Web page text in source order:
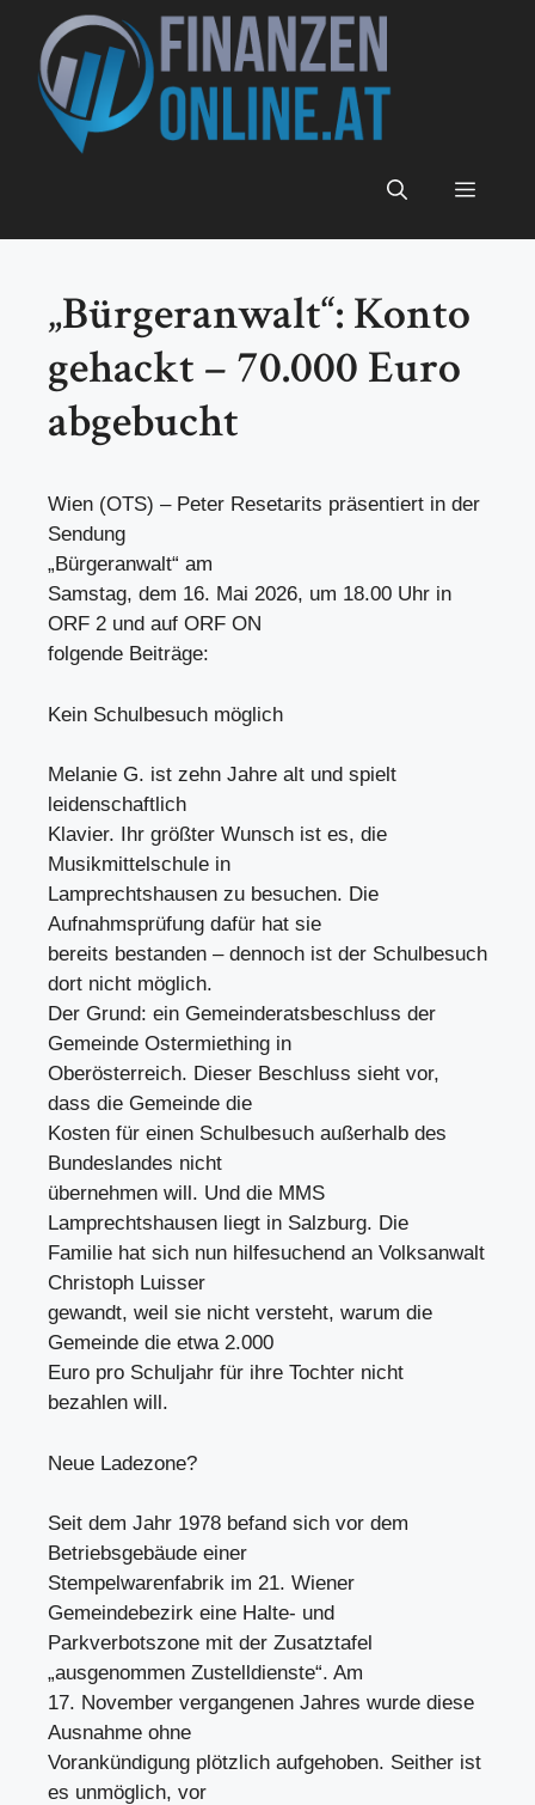
Inhalt
springen
Menü
„Bürgeranwalt“: Konto
gehackt – 70.000 Euro
abgebucht
Wien (OTS) – Peter Resetarits präsentiert in der
Sendung
„Bürgeranwalt“ am
Samstag, dem 16. Mai 2026, um 18.00 Uhr in
ORF 2 und auf ORF ON
folgende Beiträge:
Kein Schulbesuch möglich
Melanie G. ist zehn Jahre alt und spielt
leidenschaftlich
Klavier. Ihr größter Wunsch ist es, die
Musikmittelschule in
Lamprechtshausen zu besuchen. Die
Aufnahmsprüfung dafür hat sie
bereits bestanden – dennoch ist der Schulbesuch
dort nicht möglich.
Der Grund: ein Gemeinderatsbeschluss der
Gemeinde Ostermiething in
Oberösterreich. Dieser Beschluss sieht vor,
dass die Gemeinde die
Kosten für einen Schulbesuch außerhalb des
Bundeslandes nicht
übernehmen will. Und die MMS
Lamprechtshausen liegt in Salzburg. Die
Familie hat sich nun hilfesuchend an Volksanwalt
Christoph Luisser
gewandt, weil sie nicht versteht, warum die
Gemeinde die etwa 2.000
Euro pro Schuljahr für ihre Tochter nicht
bezahlen will.
Neue Ladezone?
Seit dem Jahr 1978 befand sich vor dem
Betriebsgebäude einer
Stempelwarenfabrik im 21. Wiener
Gemeindebezirk eine Halte- und
Parkverbotszone mit der Zusatztafel
„ausgenommen Zustelldienste“. Am
17. November vergangenen Jahres wurde diese
Ausnahme ohne
Vorankündigung plötzlich aufgehoben. Seither ist
es unmöglich, vor